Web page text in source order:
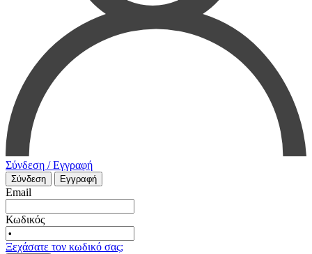
Σύνδεση / Εγγραφή
Σύνδεση Εγγραφή
Email
Κωδικός
Ξεχάσατε τον κωδικό σας;